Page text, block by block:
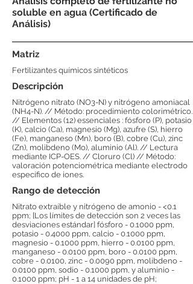
soluble en agua (Certificado de
Análisis)
Matriz
Fertilizantes químicos sintéticos
Descripción
Nitrógeno nitrato (NO3-N) y nitrógeno amoniacal
(NH4-N). // Método: procedimiento colorimétrico.
// Elementos (12) essenciales : fósforo (P), potasio
(K), calcio (Ca), magnesio (Mg), azufre (S), hierro
(Fe), manganeso (Mn), boro (B), cobre (Cu), zinc
(Zn), molibdeno (Mo), aluminio (Al). // Lectura
mediante ICP-OES. // Cloruro (Cl) // Método:
valoración potenciométrica mediante electrodo
específico de iones.
Rango de detección
Nitrato extraíble y nitrógeno de amonio - <0.1
ppm; [Los límites de detección son 2 veces las
desviaciones estándar] fósforo - 0.1000 ppm,
potasio - 0.4000 ppm, calcio - 0.1000 ppm,
magnesio - 0.1000 ppm, hierro - 0.0100 ppm,
manganeso - 0.0100 ppm, boro - 0.0100 ppm,
cobre - 0.0100, zinc - 0.0090 ppm, molibdeno -
0.0100 ppm, sodio - 0.1000 ppm, y aluminio -
0.1000 ppm; pH - 1 a 14 unidades de pH;